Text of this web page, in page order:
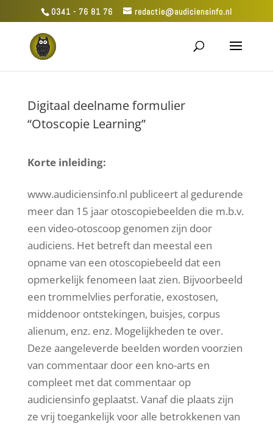
0341 - 76 81 76 redactie@audiciensinfo.nl
Digitaal deelname formulier
“Otoscopie Learning”
Korte inleiding:
www.audiciensinfo.nl publiceert al gedurende
meer dan 15 jaar otoscopiebeelden die m.b.v.
een video-otoscoop genomen zijn door
audiciens. Het betreft dan meestal een
opname van een otoscopiebeeld dat een
opmerkelijk fenomeen laat zien. Bijvoorbeeld
een trommelvlies perforatie, exostosen,
middenoor ontstekingen, buisjes, corpus
alienum, enz. enz. Mogelijkheden te over.
Deze aangeleverde beelden worden voorzien
van commentaar door een kno-arts en
compleet met dat commentaar op
audiciensinfo geplaatst. Vanaf die plaats zijn
ze vrij toegankelijk voor alle betrokkenen van